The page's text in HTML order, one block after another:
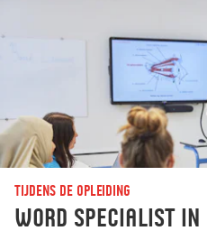
Tijdens de opleiding
Word specialist in